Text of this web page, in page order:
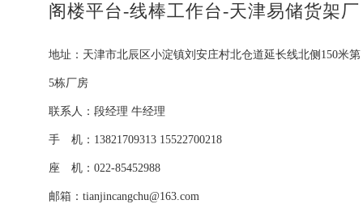
阁楼平台-线棒工作台-天津易储货架厂
地址：天津市北辰区小淀镇刘安庄村北仓道延长线北侧150米第
5栋厂房
联系人：段经理 牛经理
手 机：13821709313 15522700218
座 机：022-85452988
邮箱：tianjincangchu@163.com